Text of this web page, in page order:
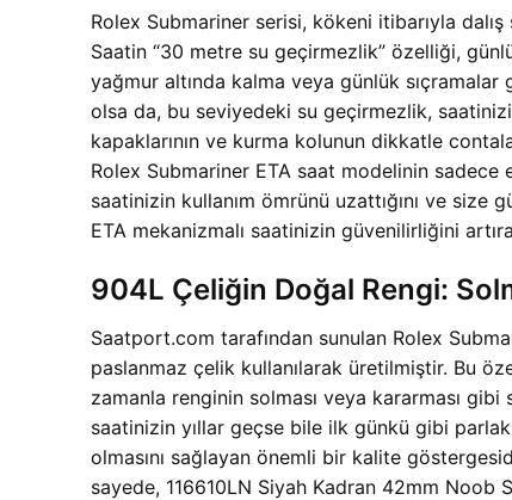
Rolex Submariner serisi, kökeni itibarıyla
Saatin “30 metre su geçirmezlik” özelliği,
yağmur altında kalma veya günlük
olsa da, bu seviyedeki su geçirmezlik,
kapaklarının ve kurma kolunun dikkatle
Rolex Submariner ETA saat modelinin
saatinizin kullanım ömrünü uzattığını ve size
ETA mekanizmalı saatinizin güvenilirliğini
904L Çeliğin Doğal Rengi:
Saatport.com tarafından sunulan Rolex
paslanmaz çelik kullanılarak üretilmiştir. Bu
zamanla renginin solması veya kararması
saatinizin yıllar geçse bile ilk günkü gibi
olmasını sağlayan önemli bir kalite
sayede, 116610LN Siyah Kadran 42mm Noob